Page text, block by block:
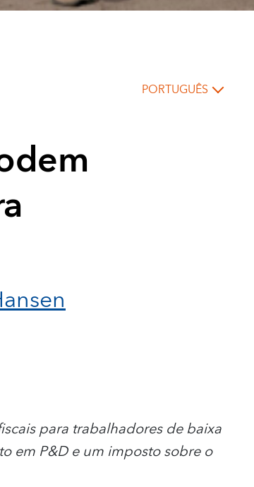
PORTUGUÊS
para trabalhadores de baixa
em P&D e um imposto sobre o